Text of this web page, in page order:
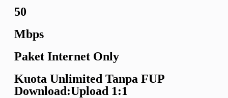
50
Mbps
Paket Internet Only
Kuota Unlimited Tanpa FUP
Download:Upload 1:1